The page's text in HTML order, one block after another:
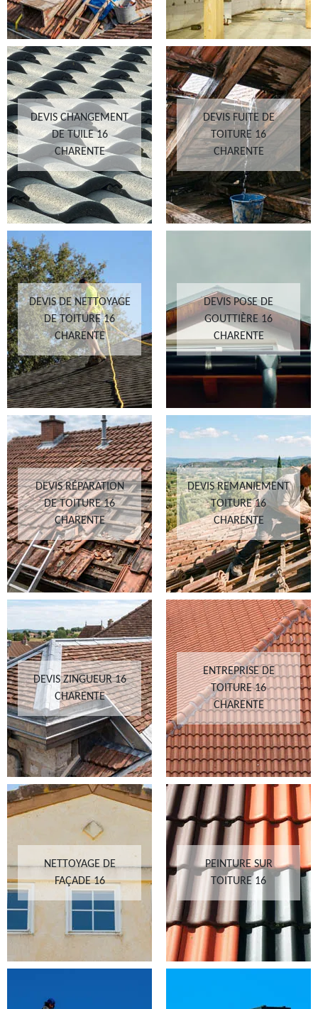
DEVIS CHANGEMENT
DE TUILE 16
CHARENTE
DEVIS FUITE DE
TOITURE 16
CHARENTE
DEVIS DE NETTOYAGE
DE TOITURE 16
CHARENTE
DEVIS POSE DE
GOUTTIÈRE 16
CHARENTE
DEVIS RÉPARATION
DE TOITURE 16
CHARENTE
DEVIS REMANIEMENT
TOITURE 16
CHARENTE
DEVIS ZINGUEUR 16
CHARENTE
ENTREPRISE DE
TOITURE 16
CHARENTE
NETTOYAGE DE
FAÇADE 16
PEINTURE SUR
TOITURE 16